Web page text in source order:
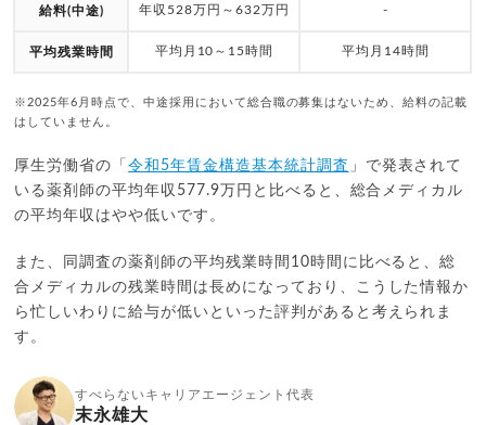
給料(中途) 年収528万円～632万円 -
平均残業時間 平均月10～15時間 平均月14時間
※2025年6月時点で、中途採用において総合職の募集はないため、給料の記載
はしていません。
厚生労働省の「令和5年賃金構造基本統計調査 」で発表されて
いる薬剤師の平均年収577.9万円と比べると、総合メディカル
の平均年収はやや低いです。
また、同調査の薬剤師の平均残業時間10時間に比べると、総
合メディカルの残業時間は長めになっており、こうした情報か
ら忙しいわりに給与が低いといった評判があると考えられま
す。
すべらないキャリアエージェント代表
末永雄大